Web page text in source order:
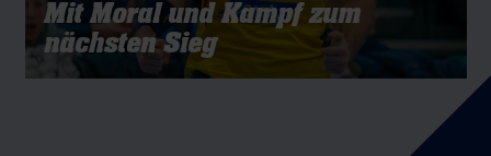
Mit Moral und Kampf zum
nächsten Sieg